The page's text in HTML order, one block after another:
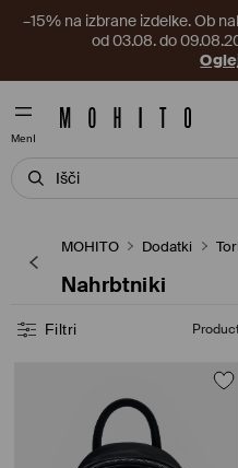
–15% na izbrane izdelke. Ob
od 03.08. do
MenI
MOHITO Dodatki
Nahrbtniki
Filtri